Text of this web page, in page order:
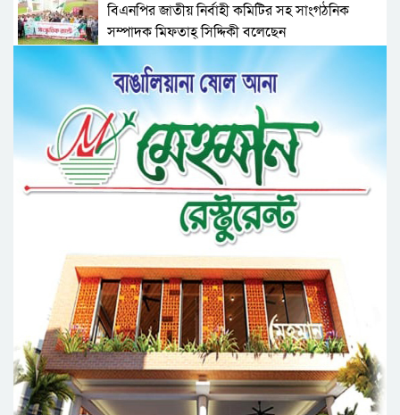
বিএনপির জাতীয় নির্বাহী কমিটির সহ সাংগঠনিক
সম্পাদক মিফতাহ্ সিদ্দিকী বলেছেন
সিলেট জেলা জামায়াতে ইসলামীর এ্যাসিস্ট্যান্ট
সেক্রেটারী অধ্যক্ষ নজরুল ইসলাম বলেছেন
সিলেটে গ্যাস সংকট নিয়ে যা বলল জালালাবাদ
প্রতিষ্ঠার এক বছর: গবেষণা, অর্জন ও অঙ্গীকারে নতুন
দিগন্তে মেট্রোপলিটন ইউনিভার্সিটি রিসার্চ সোসাইটি
জেলা পরিষদের প্রশাসক আবুল কাহের চৌধুরী জুলাই
স্মৃতিস্তম্ভে শ্রদ্ধা নিবেদন
সিলেট মহানগর ছাত্রশিবিরের মিছিল সম্পন্ন
ধরিত্রী রক্ষায় আমরা’র উদ্যোগে সিলেটে বৃক্ষ রোপনের
কর্মসূচি পালন
সিলেটে সড়ক দু*র্ঘ*ট*নায় প্রাণ গেল যুবকের